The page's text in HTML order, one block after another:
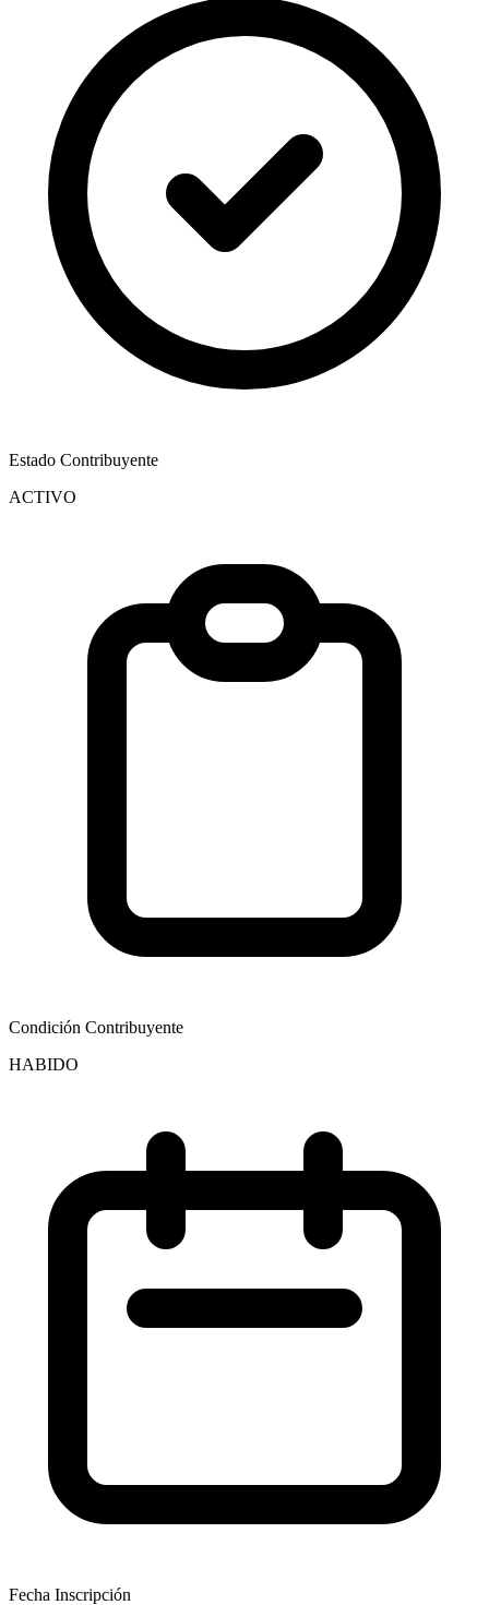
Estado Contribuyente
ACTIVO
Condición Contribuyente
HABIDO
Fecha Inscripción